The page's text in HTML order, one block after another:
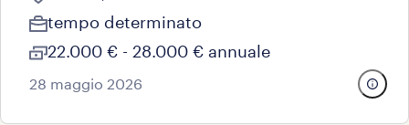
tempo determinato
22.000 € - 28.000 € annuale
28 maggio 2026